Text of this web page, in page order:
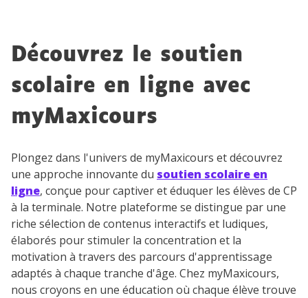
Découvrez le soutien
scolaire en ligne avec
myMaxicours
Plongez dans l'univers de myMaxicours et découvrez
une approche innovante du soutien scolaire en
ligne, conçue pour captiver et éduquer les élèves de CP
à la terminale. Notre plateforme se distingue par une
riche sélection de contenus interactifs et ludiques,
élaborés pour stimuler la concentration et la
motivation à travers des parcours d'apprentissage
adaptés à chaque tranche d'âge. Chez myMaxicours,
nous croyons en une éducation où chaque élève trouve